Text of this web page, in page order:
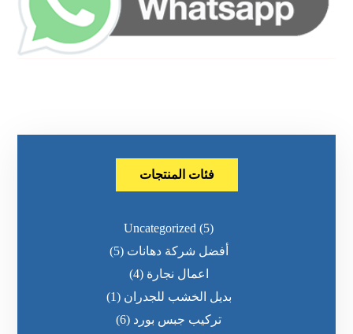
فئات المنتجات
Uncategorized (5)
أفضل شركة دهانات (5)
اعمال نجارة (4)
بديل الخشب للجدران (1)
تركيب جبس بورد (6)